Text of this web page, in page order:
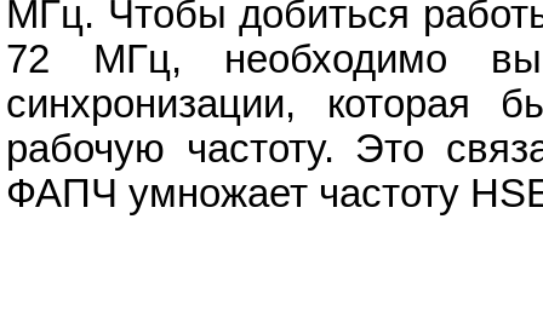
МГц. Чтобы добиться
72 МГц, необходимо
синхронизации, которая
рабочую частоту. Это
ФАПЧ умножает частоту